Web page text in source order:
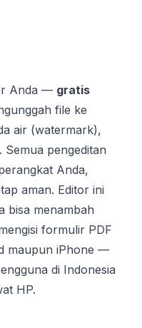
Anda — gratis
file ke
air (watermark),
pengeditan
Anda,
aman. Editor ini
bisa menambah
formulir PDF
maupun iPhone —
di Indonesia
HP.